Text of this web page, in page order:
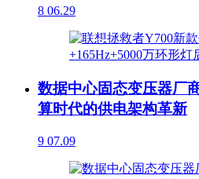
8 06.29
数据中心固态变压器厂
算时代的供电架构革新
9 07.09